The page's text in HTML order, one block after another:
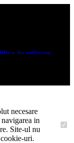
de utilizare
necesare
in
Site-ul nu
uri.